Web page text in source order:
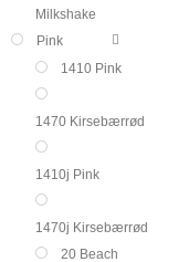
Milkshake
Pink
1410 Pink
1470 Kirsebærrød
1410j Pink
1470j Kirsebærrød
20 Beach